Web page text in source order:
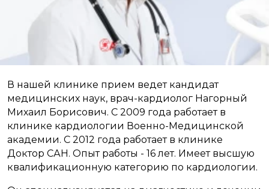
В нашей клинике прием ведет кандидат
медицинских наук, врач-кардиолог Нагорный
Михаил Борисович. С 2009 года работает в
клинике кардиологии Военно-Медицинской
академии. С 2012 года работает в клинике
Доктор САН. Опыт работы - 16 лет. Имеет высшую
квалификационную категорию по кардиологии.